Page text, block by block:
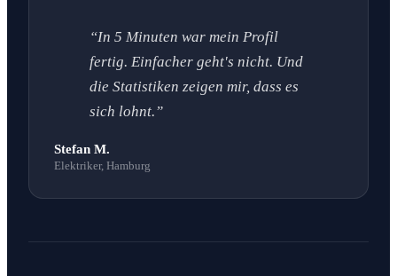
“In 5 Minuten war mein Profil
fertig. Einfacher geht's nicht. Und
die Statistiken zeigen mir, dass es
sich lohnt.”
Stefan M.
Elektriker, Hamburg